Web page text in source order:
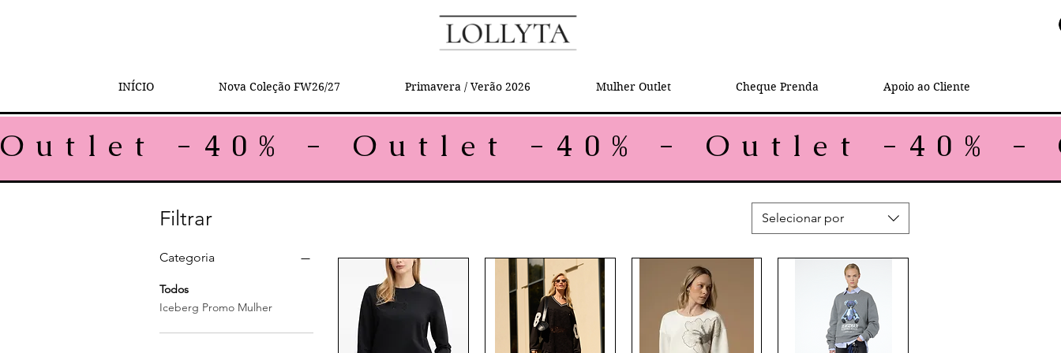
INÍCIO Nova Coleção FW26/27 Primavera / Verão 2026 Mulher Outlet Cheque Prenda Apoio ao Cliente
Outlet -40% -
Filtrar
Categoria
Todos
Iceberg Promo Mulher
Selecionar por